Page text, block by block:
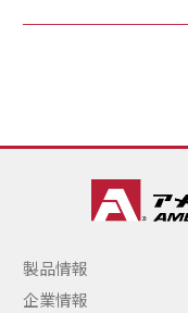
製品情報
企業情報